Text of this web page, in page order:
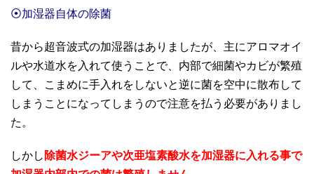
⦿加湿器自体の除菌
昔から超音波式の加湿器はありましたが、主にアロマオイ
ルや水道水を入れて使うことで、内部で細菌やカビが繁殖
して、こまめに手入れをしないと逆に菌を空中に散布して
しまうことになってしまうので注意を払う必要がありまし
た。
しかし 除菌水ジーアや次亜塩素酸水を加湿器に入れる事で